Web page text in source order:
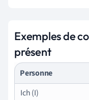
Exemples de
présent
Personne
Ich (I)